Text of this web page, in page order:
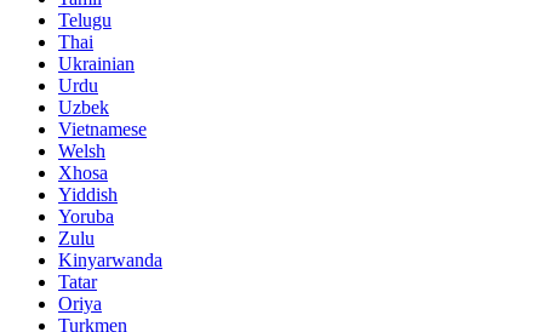
Telugu
Thai
Ukrainian
Urdu
Uzbek
Vietnamese
Welsh
Xhosa
Yiddish
Yoruba
Zulu
Kinyarwanda
Tatar
Oriya
Turkmen